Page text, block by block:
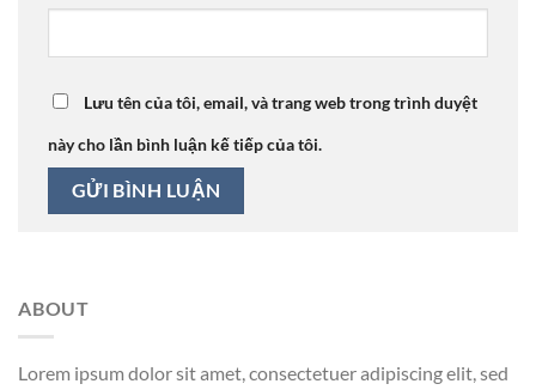
Lưu tên của tôi, email, và trang web trong trình duyệt
này cho lần bình luận kế tiếp của tôi.
ABOUT
Lorem ipsum dolor sit amet, consectetuer adipiscing elit, sed